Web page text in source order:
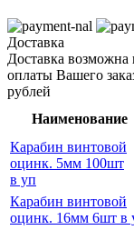
Доставка
Доставка
оплаты Вашего
рублей
Наименование
Карабин винтовой
оцинк. 5мм 100шт
в уп
Карабин винтовой
оцинк. 16мм 6шт в